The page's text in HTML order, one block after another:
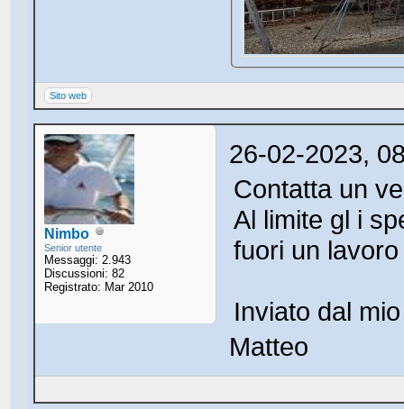
Sito web
Nimbo
Senior utente
Messaggi: 2.943
Discussioni: 82
Registrato: Mar 2010
26-02-2023,
Contatta un
Al limite gl i
fuori un
Inviato dal
Matteo